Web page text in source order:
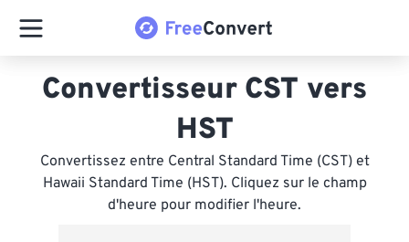
Convertisseur CST vers
HST
Convertissez entre Central Standard Time (CST) et
Hawaii Standard Time (HST). Cliquez sur le champ
d'heure pour modifier l'heure.